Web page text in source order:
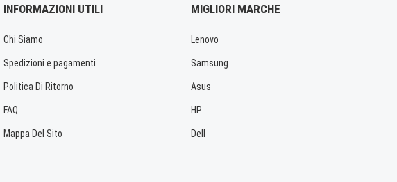
INFORMAZIONI UTILI
Chi Siamo
Spedizioni e pagamenti
Politica Di Ritorno
FAQ
Mappa Del Sito
MIGLIORI MARCHE
Lenovo
Samsung
Asus
HP
Dell